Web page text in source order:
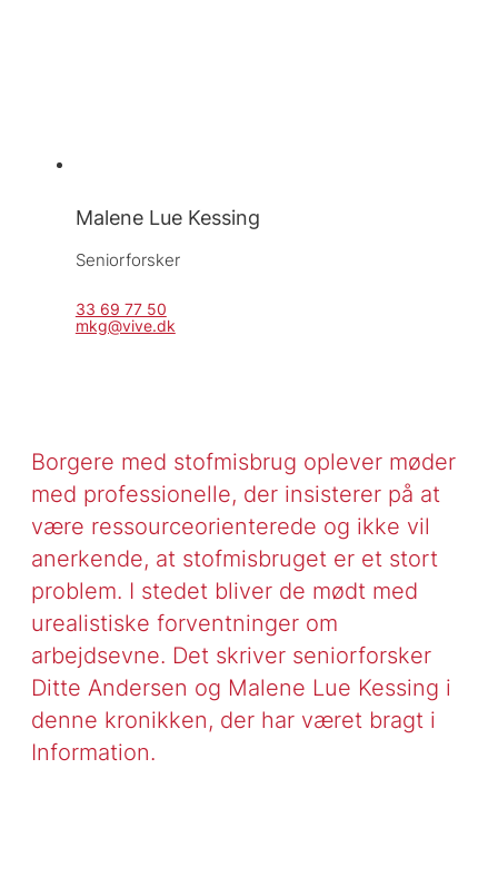
Malene Lue Kessing
Seniorforsker
33 69 77 50
mkg@vive.dk
Borgere med stofmisbrug oplever møder
med professionelle, der insisterer på at
være ressourceorienterede og ikke vil
anerkende, at stofmisbruget er et stort
problem. I stedet bliver de mødt med
urealistiske forventninger om
arbejdsevne. Det skriver seniorforsker
Ditte Andersen og Malene Lue Kessing i
denne kronikken, der har været bragt i
Information.